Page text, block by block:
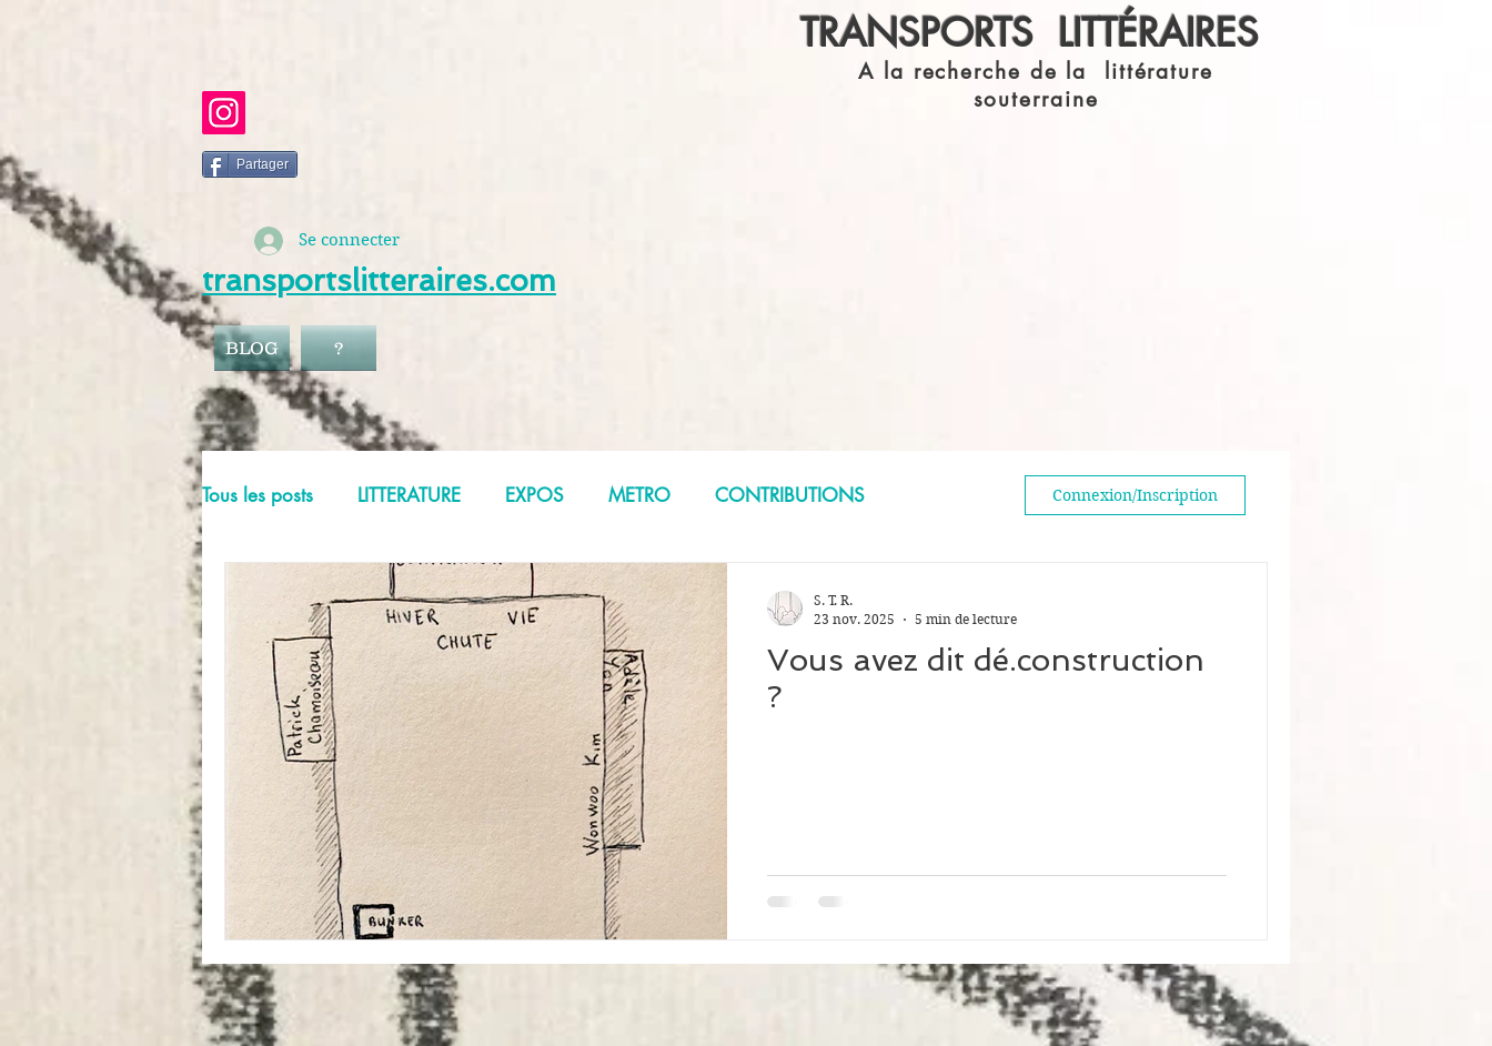
Partager
TRANSPORTS LITTÉRAIRES
A la recherche de la littérature
souterraine
Se connecter
transportslitteraires.com
BLOG ?
Tous les posts LITTERATURE EXPOS METRO CONTRIBUTIONS
FREE STYLE
Connexion/Inscription
Vous avez dit dé.construction
?
S. T. R.
23 nov. 2025
5 min de lecture